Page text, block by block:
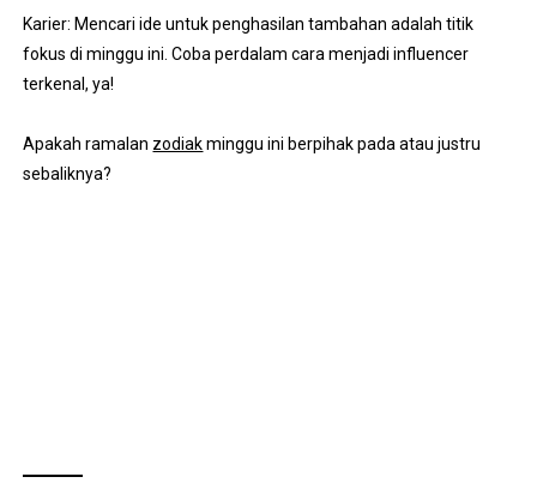
Karier: Mencari ide untuk penghasilan tambahan adalah titik
fokus di minggu ini. Coba perdalam cara menjadi influencer
terkenal, ya!
Apakah ramalan zodiakminggu ini berpihak pada atau justru
sebaliknya?